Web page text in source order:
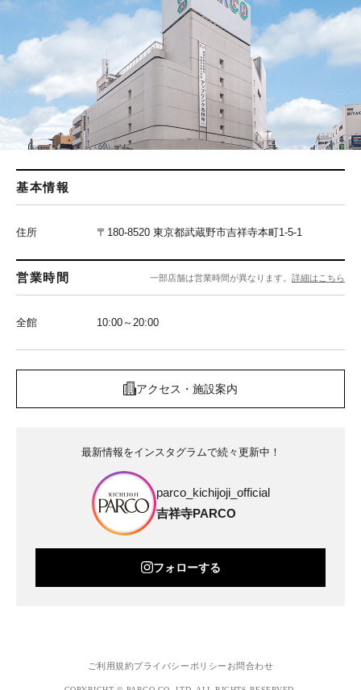
基本情報
住所 〒180-8520 東京都武蔵野市吉祥寺本町1-5-1
営業時間 一部店舗は営業時間が異なります。 詳細はこちら
全館 10:00～20:00
アクセス・施設案内
最新情報をインスタグラムで続々更新中！
parco_kichijoji_official
吉祥寺PARCO
フォローする
ご利用規約プライバシーポリシー お問合わせ